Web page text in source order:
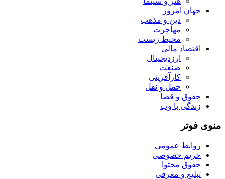
جهان امروز
دین و مذهب
مهاجرت
محیط زیست
اقتصاد مالی
ارزدیجیتال
صنعت
کارآفرینی
حمل و نقل
حقوق و قضا
زندگی با وب
منوی فوتر
روابط عمومی
حریم خصوصی
حقوق محتوا
تبلیغ و معرفی